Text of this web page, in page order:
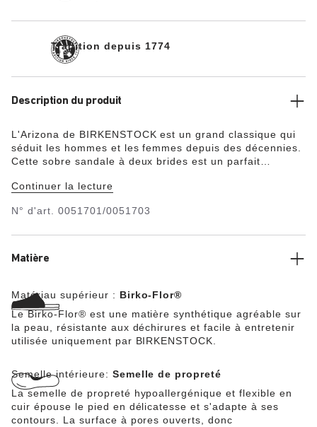
Tradition depuis 1774
Description du produit
L'Arizona de BIRKENSTOCK est un grand classique qui
séduit les hommes et les femmes depuis des décennies.
Cette sobre sandale à deux brides est un parfait
longtemps qu’elle s’est imposée comme une chaussure
matière synthétique hypoallergénique et résistante.
Continuer la lecture
N° d'art. 0051701/0051703
Matière
Matériau supérieur : Birko-Flor®
Le Birko-Flor® est une matière synthétique agréable sur
la peau, résistante aux déchirures et facile à entretenir
utilisée uniquement par BIRKENSTOCK.
Semelle intérieure: Semelle de propreté
La semelle de propreté hypoallergénique et flexible en
cuir épouse le pied en délicatesse et s'adapte à ses
contours. La surface à pores ouverts, donc